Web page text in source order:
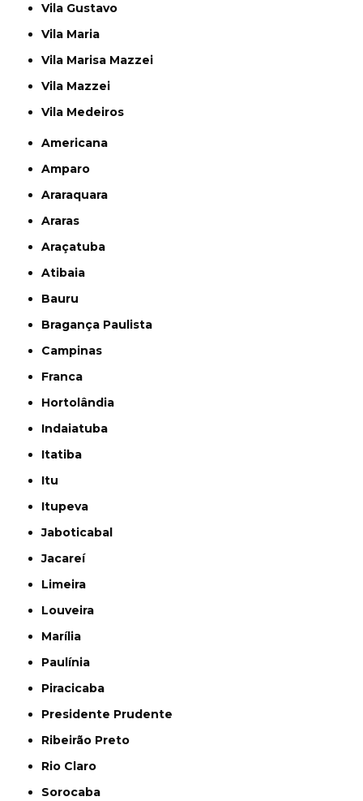
Vila Gustavo
Vila Maria
Vila Marisa Mazzei
Vila Mazzei
Vila Medeiros
Americana
Amparo
Araraquara
Araras
Araçatuba
Atibaia
Bauru
Bragança Paulista
Campinas
Franca
Hortolândia
Indaiatuba
Itatiba
Itu
Itupeva
Jaboticabal
Jacareí
Limeira
Louveira
Marília
Paulínia
Piracicaba
Presidente Prudente
Ribeirão Preto
Rio Claro
Sorocaba